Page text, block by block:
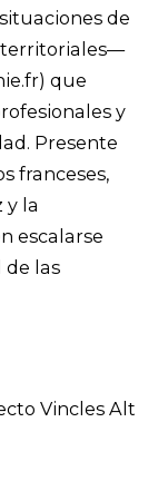
de
territoriales—
que
y
Presente
franceses,
y la
escalarse
de las
Vincles Alt